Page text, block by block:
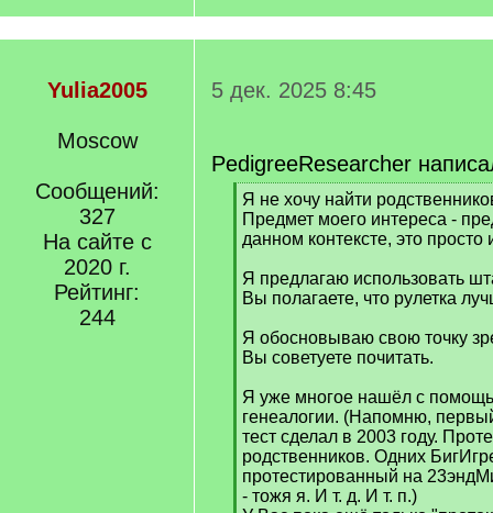
Yulia2005
Moscow
Сообщений:
327
На сайте с
2020 г.
Рейтинг:
244
5 дек. 2025 8:45
PedigreeResearcher
[
q
]
Я не хочу найти
Предмет моего интереса -
данном контексте, это просто
Я предлагаю использовать
Вы полагаете, что рулетка
Я обосновываю свою точку
Вы советуете почитать.
Я уже многое нашёл с
генеалогии. (Напомню,
тест сделал в 2003 году.
родственников. Одних
протестированный на
- тожя я. И т. д. И т. п.)